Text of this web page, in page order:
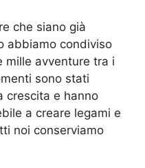
che siano già
abbiamo condiviso
mille avventure tra i
sono stati
crescita e hanno
a creare legami e
noi conserviamo